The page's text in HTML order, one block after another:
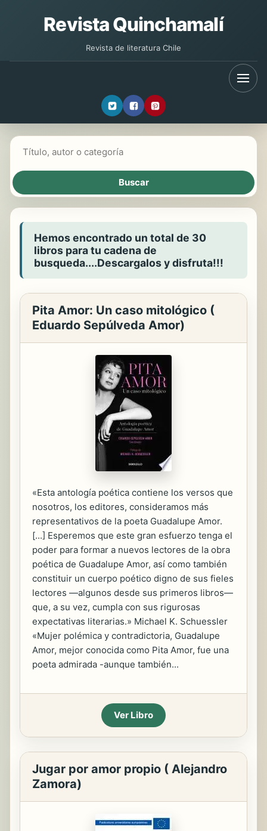
Revista Quinchamalí
Revista de literatura Chile
Hemos encontrado un total de 30
libros para tu cadena de
busqueda....Descargalos y disfruta!!!
Pita Amor: Un caso mitológico (
Eduardo Sepúlveda Amor)
«Esta antología poética contiene los versos que
nosotros, los editores, consideramos más
representativos de la poeta Guadalupe Amor.
[...] Esperemos que este gran esfuerzo tenga el
poder para formar a nuevos lectores de la obra
poética de Guadalupe Amor, así como también
constituir un cuerpo poético digno de sus fieles
lectores —algunos desde sus primeros libros—
que, a su vez, cumpla con sus rigurosas
expectativas literarias.» Michael K. Schuessler
«Mujer polémica y contradictoria, Guadalupe
Amor, mejor conocida como Pita Amor, fue una
poeta admirada -aunque también...
Ver Libro
Jugar por amor propio ( Alejandro
Zamora)